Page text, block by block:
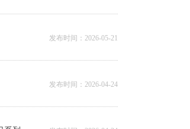
发布时间：2026-05-21
发布时间：2026-04-24